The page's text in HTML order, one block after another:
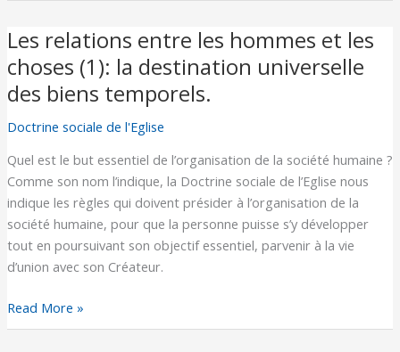
possible!
Les relations entre les hommes et les
choses (1): la destination universelle
des biens temporels.
Doctrine sociale de l'Eglise
Quel est le but essentiel de l’organisation de la société humaine ?
Comme son nom l’indique, la Doctrine sociale de l’Eglise nous
indique les règles qui doivent présider à l’organisation de la
société humaine, pour que la personne puisse s’y développer
tout en poursuivant son objectif essentiel, parvenir à la vie
d’union avec son Créateur.
Les
relations
entre
les
hommes
les
choses
(1):
la
destination
universelle
biens
temporels.
Read More »